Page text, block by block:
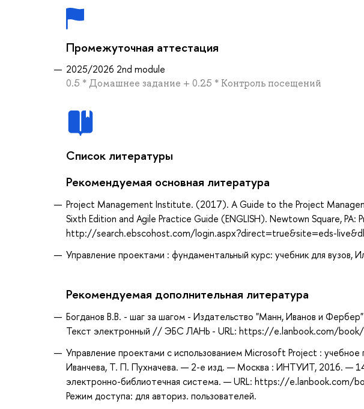
Промежуточная аттестация
2025/2026 2nd module
0.5 * Домашнее задание + 0.25 * Контроль посещений
Список литературы
Рекомендуемая основная литература
Project Management Institute. (2017). A Guide to the Project
Sixth Edition and Agile Practice Guide (ENGLISH). Newtown Square,
http://search.ebscohost.com/login.aspx?direct=true&site=eds-
Управление проектами : фундаментальный курс: учебник для вузов,
Рекомендуемая дополнительная литература
Богданов В.В. - шаг за шагом - Издательство "Манн, Иванов и
Текст электронный // ЭБС ЛАНЬ - URL: https://e.lanbook.com/
Управление проектами с использованием Microsoft Project :
Иванчева, Т. П. Пухначева. — 2-е изд. — Москва : ИНТУИТ, 2016. —
электронно-библиотечная система. — URL: https://
Режим доступа: для авториз. пользователей.